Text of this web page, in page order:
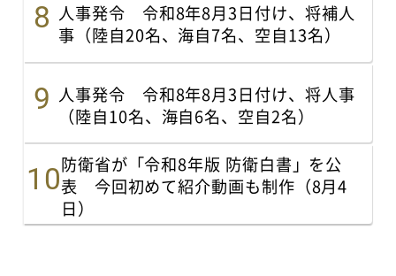
人事発令 令和8年8月3日付け、将補人
事（陸自20名、海自7名、空自13名）
人事発令 令和8年8月3日付け、将人事
（陸自10名、海自6名、空自2名）
防衛省が「令和8年版 防衛白書」を公
表 今回初めて紹介動画も制作（8月4
日）